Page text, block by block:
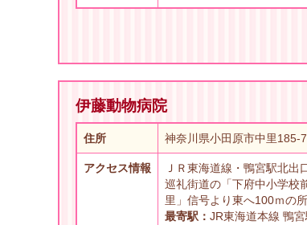
伊藤動物病院
住所 神奈川県小田原市中里185-7
アクセス情報
ＪＲ東海道線・鴨宮駅北
巡礼街道の「下府中小学校
里」信号より東へ100ｍの
最寄駅： JR東海道本線 鴨宮